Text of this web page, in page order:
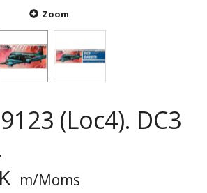
Zoom
(Loc4). DC3
m/Moms